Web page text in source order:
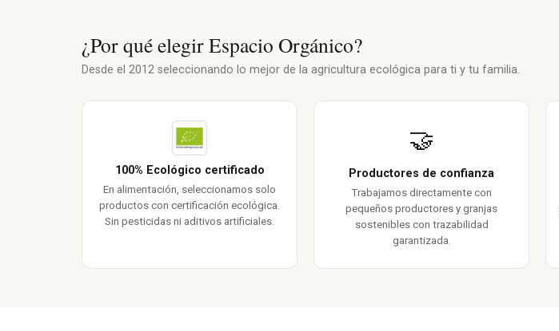
¿Por qué elegir Espacio Orgánico?
Desde el 2012 seleccionando lo mejor de la agricultura ecológica para ti y tu familia.
100% Ecológico certificado
En alimentación, seleccionamos solo
productos con certificación ecológica.
Sin pesticidas ni aditivos artificiales.
🤝
Productores de confianza
Trabajamos directamente con
pequeños productores y granjas
sostenibles con trazabilidad
garantizada.